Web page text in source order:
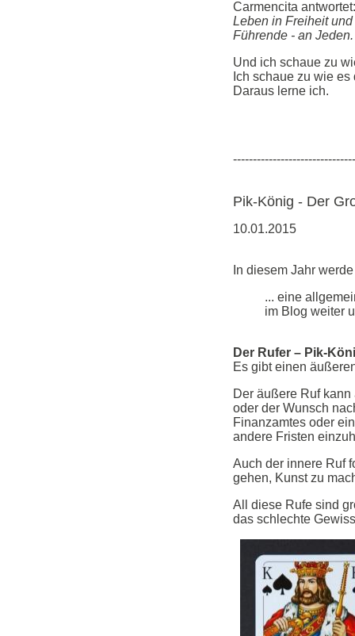
Carmencita
Leben in Freiheit
Führende - an
Und ich schaue zu
Ich schaue zu wie
Daraus lerne ich.
Pik-König - Der
10.01.2015
In diesem Jahr
... eine
im Blog weiter
Der Rufer – Pik-
Es gibt einen
Der äußere Ruf
oder der Wunsch
Finanzamtes oder
andere Fristen
Auch der innere Ruf
gehen, Kunst zu
All diese Rufe sind
das schlechte